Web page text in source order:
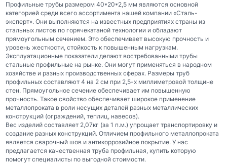
Профильные трубы размером 40*20*2,5 мм являются основной
категорией среди всего ассортимента нашей компании «Сталь-
эксперт». Они выполняются на известных предприятиях страны из
стальных листов по горячекатаной технологии и обладают
прямоугольным сечением. Это обеспечивает высокую прочность и
уровень жесткости, стойкость к повышенным нагрузкам.
Эксплуатационные показатели делают востребованными трубы
стальные профильные на рынке. Они могут применяться в народном
хозяйстве и разных производственных сферах. Размеры труб
профильных составляют 4 на 2 см при 2,5-х миллиметровой толщине
стен. Прямоугольное сечение обеспечивает им повышенную
прочность. Такое свойство обеспечивает широкое применение
металлопроката в роли несущих деталей разных металлических
конструкций (ограждений, теплиц, навесов).
Вес изделий составляет 2,07кг (за 1 п.м.) упрощает транспортировку и
создание разных конструкций. Отличием профильного металлопроката
является сварочный шов и антикоррозийное покрытие. У нас
предлагается качественная труба профильная, купить которую
помогут специалисты по выгодной стоимости.